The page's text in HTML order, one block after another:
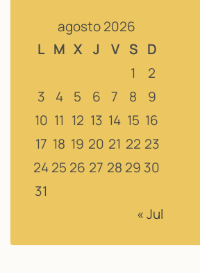
agosto 2026
L M X J V S D
1
2
3
4 5 6 7 8
9
10 11 12 13 14 15 16
17 18 19 20 21 22 23
2425 26 27 28 29 30
31
« Jul